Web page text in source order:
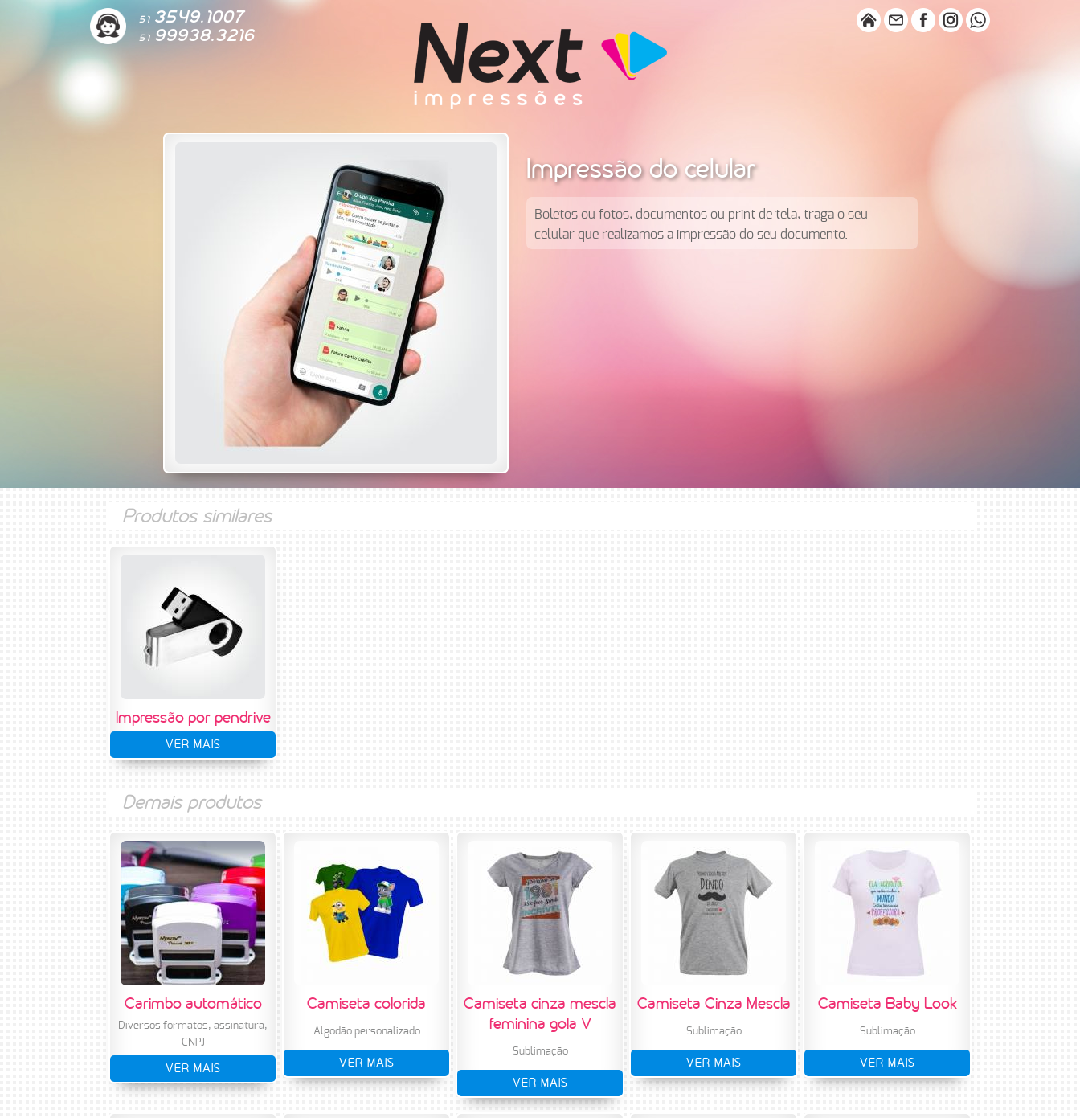
51 3549.1007
51 99938.3216
Impressão do celular
Boletos ou fotos, documentos ou print de tela, traga o seu
celular que realizamos a impressão do seu documento.
Produtos similares
Impressão por pendrive
VER MAIS
Demais produtos
Carimbo automático
Diversos formatos, assinatura,
CNPJ
VER MAIS
Camiseta colorida
Algodão personalizado
VER MAIS
Camiseta cinza mescla
feminina gola V
Sublimação
VER MAIS
Camiseta Cinza Mescla
Sublimação
VER MAIS
Camiseta Baby Look
Sublimação
VER MAIS